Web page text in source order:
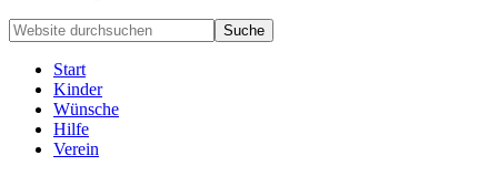
Handarbeiten
für
besondere
Kinder
deren
Familien
Website
durchsuchen
Start
Kinder
Wünsche
Hilfe
Verein